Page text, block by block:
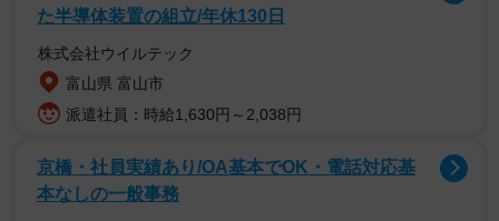
た半導体装置の組立/年休130日
株式会社ウイルテック
富山県 富山市
派遣社員：時給1,630円～2,038円
京橋・社員実績あり/OA基本でOK・電話対応基
本なしの一般事務